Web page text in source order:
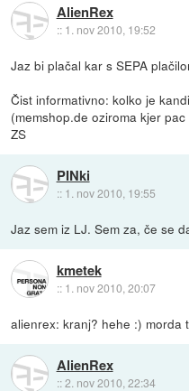
AlienRex
:: 1. nov 2010, 19:52
Jaz bi plačal kar s SEPA
Čist informativno: kolko je
(memshop.de oziroma kjer
ZS
PINki
:: 1. nov 2010, 19:55
Jaz sem iz LJ. Sem za, če se
kmetek
:: 1. nov 2010, 20:07
alienrex: kranj? hehe :) morda
AlienRex
::2. nov 2010, 22:34